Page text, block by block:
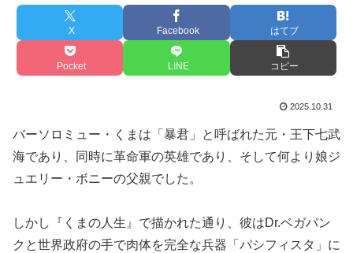
X Facebook はてブ
Pocket LINE コピー
2025.10.31
バーソロミュー・くまは「暴君」と呼ばれた元・王下七武
海であり、同時に革命軍の英雄であり、そして何より娘ジ
ュエリー・ボニーの父親でした。
しかし『くまの人生』で描かれた通り、彼はDr.ベガパン
クと世界政府の手で肉体を完全な兵器「パシフィスタ」に